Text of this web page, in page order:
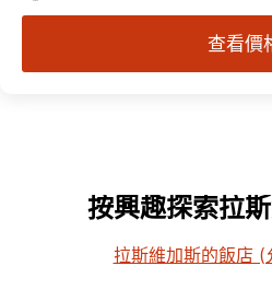
查看價
按興趣探索拉
拉斯維加斯的飯店 (